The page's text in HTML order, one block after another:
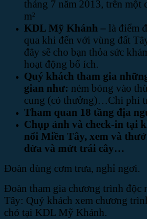
tháng 7 năm 2013, trên một
m²
KDL Mỹ Khánh – là điểm
qua khi đến với vùng đất
đây sẽ cho bạn thỏa sức
hoạt động bổ ích.
Quý khách tham gia
gian như: ném bóng vào
cung (có thưởng)…Chi phí
Tham quan 18 tầng địa
Chụp ảnh và check-in tại
nổi Miền Tây, xem và
dừa và mứt trái cây…
Đoàn dùng cơm trưa, nghỉ ngơi.
Đoàn tham gia chương trình độc
Tây: Quý khách xem chương
chó tại KDL Mỹ Khánh.